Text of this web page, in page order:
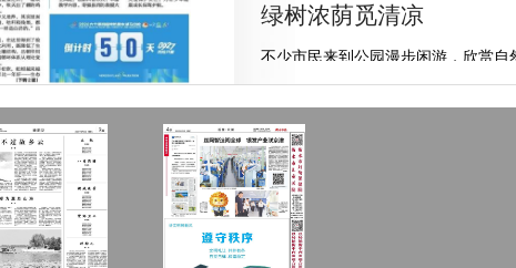
绿树浓荫觅清凉
不少市民来到公园漫步闲游，欣赏自
本报记者王天祥8月6日，记者走进武
萄棚里钻出来，汗衫湿了大半，随
只是葡萄，棚里的...
我市200余名养老护理员